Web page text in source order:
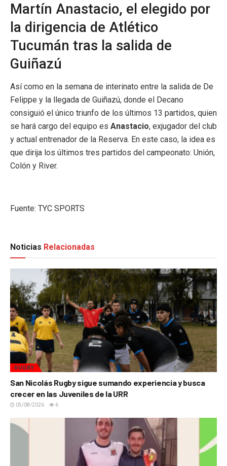
Martín Anastacio, el elegido por
la dirigencia de Atlético
Tucumán tras la salida de
Guiñazú
Así como en la semana de interinato entre la salida de De
Felippe y la llegada de Guiñazú, donde el Decano
consiguió el único triunfo de los últimos 13 partidos, quien
se hará cargo del equipo es Anastacio, exjugador del club
y actual entrenador de la Reserva. En este caso, la idea es
que dirija los últimos tres partidos del campeonato: Unión,
Colón y River.
Fuente: TYC SPORTS
Noticias Relacionadas
RUGBY
San Nicolás Rugby sigue sumando experiencia y busca
crecer en las Juveniles de la URR
05/08/2026 6